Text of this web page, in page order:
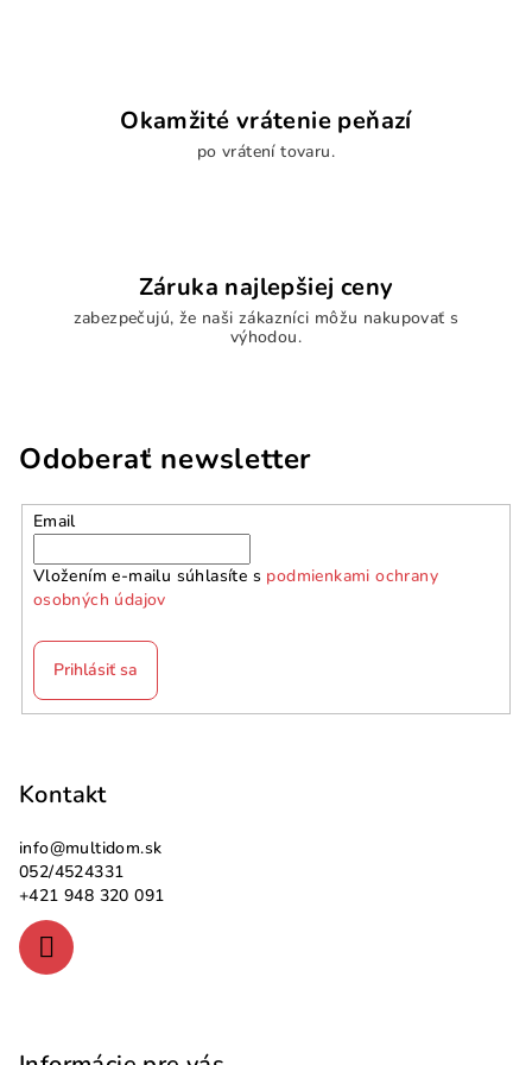
Okamžité vrátenie peňazí
po vrátení tovaru.
Záruka najlepšiej ceny
zabezpečujú, že naši zákazníci môžu nakupovať s
výhodou.
Odoberať newsletter
Email
Vložením e-mailu súhlasíte s podmienkami ochrany
osobných údajov
Prihlásiť sa
Kontakt
info@multidom.sk
052/4524331
+421 948 320 091